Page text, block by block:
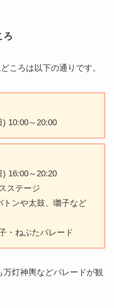
ろ
ころは以下の通りです。
10:00～20:00
16:00～20:20
ステージ
ンや太鼓、囃子など
・ねぶたパレード
灯神輿などパレードが観